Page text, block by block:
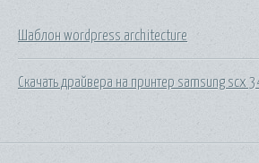
Шаблон wordpress architecture
Скачать драйвера на принтер samsung scx